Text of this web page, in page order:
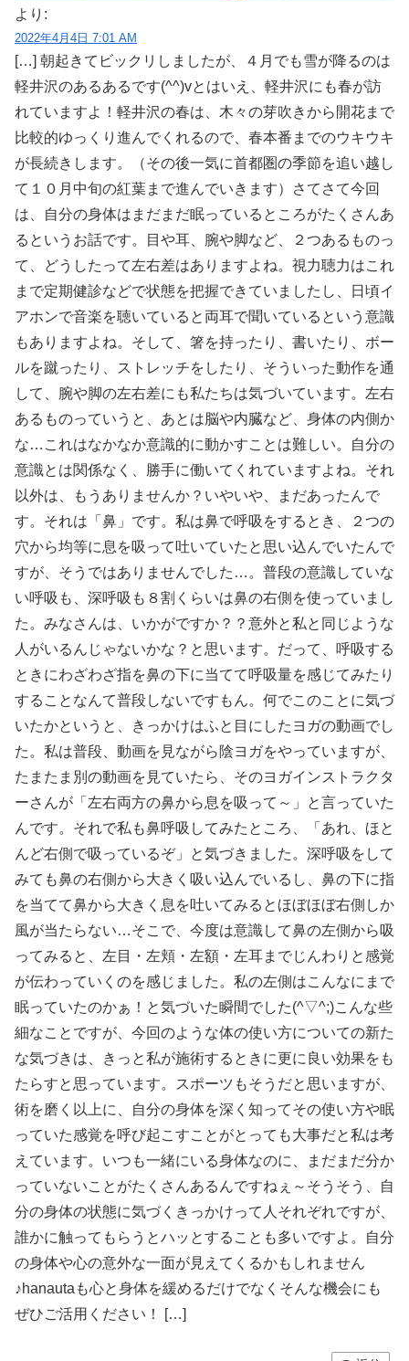
より:
2022年4月4日 7:01 AM
[…] 朝起きてビックリしましたが、４月でも雪が降るのは
軽井沢のあるあるです(^^)vとはいえ、軽井沢にも春が訪
れていますよ！軽井沢の春は、木々の芽吹きから開花まで
比較的ゆっくり進んでくれるので、春本番までのウキウキ
が長続きします。（その後一気に首都圏の季節を追い越し
て１０月中旬の紅葉まで進んでいきます）さてさて今回
は、自分の身体はまだまだ眠っているところがたくさんあ
るというお話です。目や耳、腕や脚など、２つあるものっ
て、どうしたって左右差はありますよね。視力聴力はこれ
まで定期健診などで状態を把握できていましたし、日頃イ
アホンで音楽を聴いていると両耳で聞いているという意識
もありますよね。そして、箸を持ったり、書いたり、ボー
ルを蹴ったり、ストレッチをしたり、そういった動作を通
して、腕や脚の左右差にも私たちは気づいています。左右
あるものっていうと、あとは脳や内臓など、身体の内側か
な…これはなかなか意識的に動かすことは難しい。自分の
意識とは関係なく、勝手に働いてくれていますよね。それ
以外は、もうありませんか？いやいや、まだあったんで
す。それは「鼻」です。私は鼻で呼吸をするとき、２つの
穴から均等に息を吸って吐いていたと思い込んでいたんで
すが、そうではありませんでした…。普段の意識していな
い呼吸も、深呼吸も８割くらいは鼻の右側を使っていまし
た。みなさんは、いかがですか？？意外と私と同じような
人がいるんじゃないかな？と思います。だって、呼吸する
ときにわざわざ指を鼻の下に当てて呼吸量を感じてみたり
することなんて普段しないですもん。何でこのことに気づ
いたかというと、きっかけはふと目にしたヨガの動画でし
た。私は普段、動画を見ながら陰ヨガをやっていますが、
たまたま別の動画を見ていたら、そのヨガインストラクタ
ーさんが「左右両方の鼻から息を吸って～」と言っていた
んです。それで私も鼻呼吸してみたところ、「あれ、ほと
んど右側で吸っているぞ」と気づきました。深呼吸をして
みても鼻の右側から大きく吸い込んでいるし、鼻の下に指
を当てて鼻から大きく息を吐いてみるとほぼほぼ右側しか
風が当たらない…そこで、今度は意識して鼻の左側から吸
ってみると、左目・左頬・左額・左耳までじんわりと感覚
が伝わっていくのを感じました。私の左側はこんなにまで
眠っていたのかぁ！と気づいた瞬間でした(^▽^;)こんな些
細なことですが、今回のような体の使い方についての新た
な気づきは、きっと私が施術するときに更に良い効果をも
たらすと思っています。スポーツもそうだと思いますが、
術を磨く以上に、自分の身体を深く知ってその使い方や眠
っていた感覚を呼び起こすことがとっても大事だと私は考
えています。いつも一緒にいる身体なのに、まだまだ分か
っていないことがたくさんあるんですねぇ～そうそう、自
分の身体の状態に気づくきっかけって人それぞれですが、
誰かに触ってもらうとハッとすることも多いですよ。自分
の身体や心の意外な一面が見えてくるかもしれません
♪hanautaも心と身体を緩めるだけでなくそんな機会にも
ぜひご活用ください！ […]